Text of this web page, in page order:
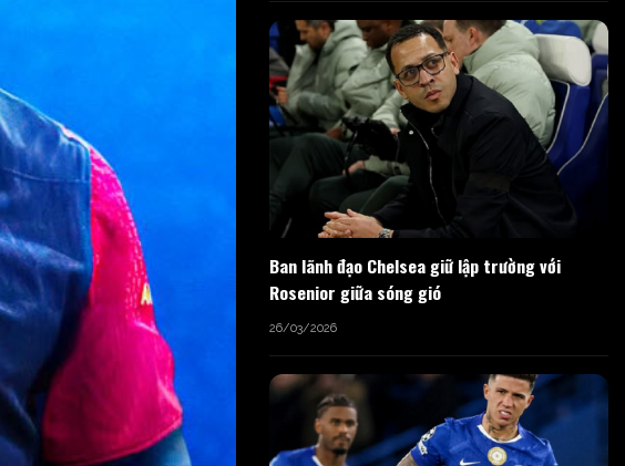
Ban lãnh đạo Chelsea giữ lập trường với
Rosenior giữa sóng gió
26/03/2026